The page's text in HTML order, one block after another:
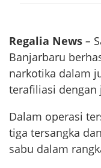
Regalia News –
Banjarbaru
narkotika dalam
terafiliasi dengan
Dalam operasi
tiga tersangka
sabu dalam